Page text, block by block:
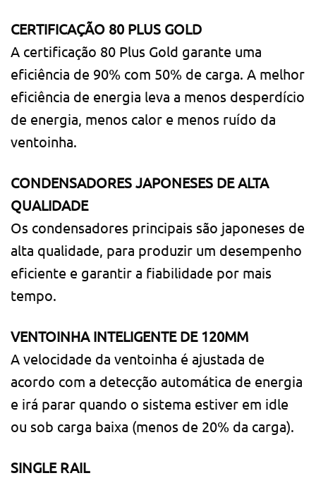
CERTIFICAÇÃO 80 PLUS GOLD
A certificação 80 Plus Gold garante uma
eficiência de 90% com 50% de carga. A melhor
eficiência de energia leva a menos desperdício
de energia, menos calor e menos ruído da
ventoinha.
CONDENSADORES JAPONESES DE ALTA
QUALIDADE
Os condensadores principais são japoneses de
alta qualidade, para produzir um desempenho
eficiente e garantir a fiabilidade por mais
tempo.
VENTOINHA INTELIGENTE DE 120MM
A velocidade da ventoinha é ajustada de
acordo com a detecção automática de energia
e irá parar quando o sistema estiver em idle
ou sob carga baixa (menos de 20% da carga).
SINGLE RAIL